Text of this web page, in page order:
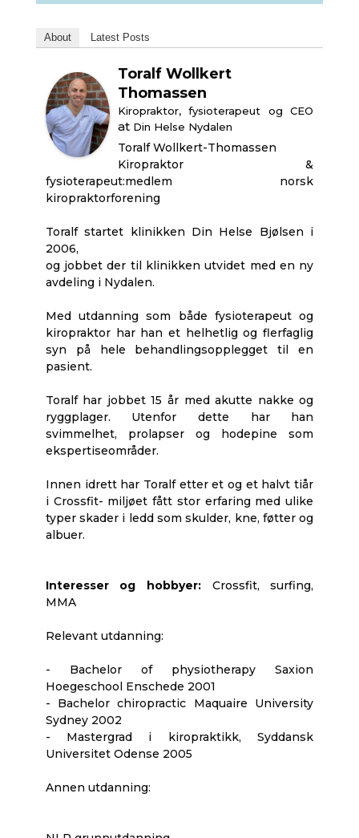
About Latest Posts
Toralf Wollkert
Thomassen
Kiropraktor, fysioterapeut og CEO
at Din Helse Nydalen
Toralf Wollkert-Thomassen
Kiropraktor &
fysioterapeut:medlem norsk
kiropraktorforening
Toralf startet klinikken Din Helse Bjølsen i
2006,
og jobbet der til klinikken utvidet med en ny
avdeling i Nydalen.
Med utdanning som både fysioterapeut og
kiropraktor har han et helhetlig og flerfaglig
syn på hele behandlingsopplegget til en
pasient.
Toralf har jobbet 15 år med akutte nakke og
ryggplager. Utenfor dette har han
svimmelhet, prolapser og hodepine som
ekspertiseområder.
Innen idrett har Toralf etter et og et halvt tiår
i Crossfit- miljøet fått stor erfaring med ulike
typer skader i ledd som skulder, kne, føtter og
albuer.
Interesser og hobbyer: Crossfit, surfing,
MMA
Relevant utdanning:
- Bachelor of physiotherapy Saxion
Hoegeschool Enschede 2001
- Bachelor chiropractic Maquaire University
Sydney 2002
- Mastergrad i kiropraktikk, Syddansk
Universitet Odense 2005
Annen utdanning: